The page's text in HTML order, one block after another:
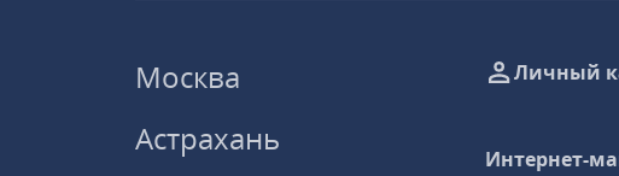
Москва
Астрахань
Личный
Интернет-